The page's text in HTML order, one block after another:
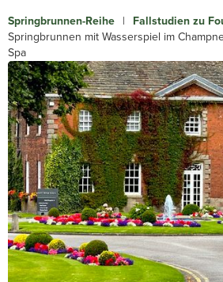
Springbrunnen-Reihe | Fallstudien zu
Springbrunnen mit Wasserspiel im
Spa